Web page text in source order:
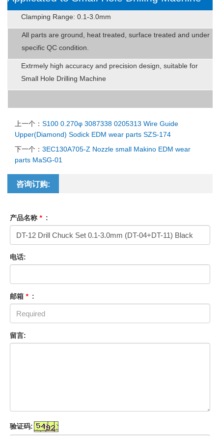
Clamping Range: 0.1-3.0mm
All parts are ground, heat treated, surface treated and under
specific QC condition.
Extrmely high accuracy and precision design, suitable for
Small Hole Drilling Machine
上一个： S100 0.270φ 3087338 0205313 Wire Guide
Upper(Diamond) Sodick EDM wear parts SZS-174
下一个： 3EC130A705-Z Nozzle small Makino EDM wear
parts MaSG-01
咨询订购:
产品名称 * :
电话:
邮箱 * :
留言:
验证码: